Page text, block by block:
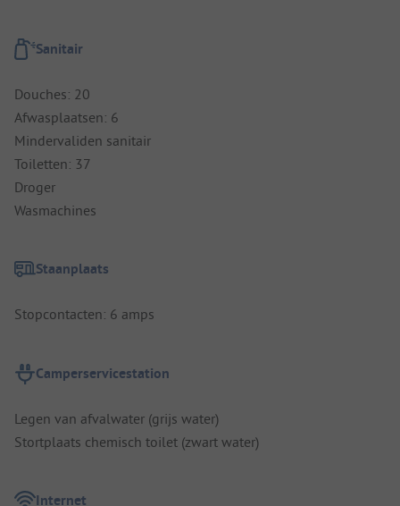
Sanitair
Douches: 20
Afwasplaatsen: 6
Mindervaliden sanitair
Toiletten: 37
Droger
Wasmachines
Staanplaats
Stopcontacten: 6 amps
Camperservicestation
Legen van afvalwater (grijs water)
Stortplaats chemisch toilet (zwart water)
Internet